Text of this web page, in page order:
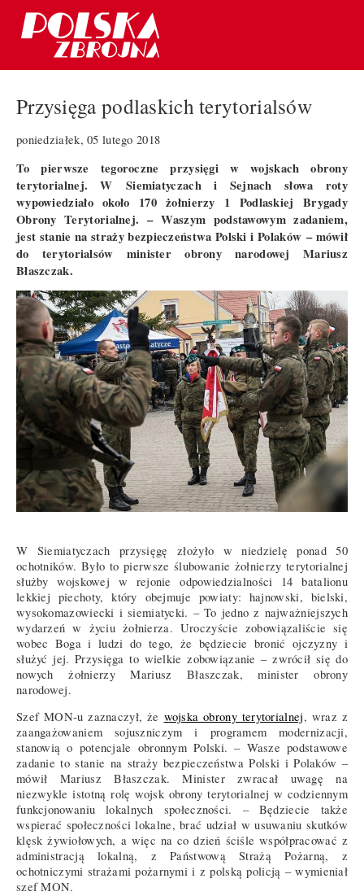
Przysięga podlaskich terytorialsów
poniedziałek, 05 lutego 2018
To pierwsze tegoroczne przysięgi w wojskach obrony
terytorialnej. W Siemiatyczach i Sejnach słowa roty
wypowiedziało około 170 żołnierzy 1 Podlaskiej Brygady
Obrony Terytorialnej. –Waszym podstawowym zadaniem,
jest stanie na straży bezpieczeństwa Polski i Polaków – mówił
do terytorialsów minister obrony narodowej Mariusz
Błaszczak.
W Siemiatyczach przysięgę złożyło w niedzielę ponad 50
ochotników. Było to pierwsze ślubowanie żołnierzy terytorialnej
służby wojskowej w rejonie odpowiedzialności 14 batalionu
lekkiej piechoty, który obejmuje powiaty: hajnowski, bielski,
wysokomazowiecki i siemiatycki. – To jedno z najważniejszych
wydarzeń w życiu żołnierza. Uroczyście zobowiązaliście się
wobec Boga i ludzi do tego, że będziecie bronić ojczyzny i
służyć jej. Przysięga to wielkie zobowiązanie – zwrócił się do
nowych żołnierzy Mariusz Błaszczak, minister obrony
narodowej.
Szef MON-u zaznaczył, że wojska obrony terytorialnej, wraz z
zaangażowaniem sojuszniczym i programem modernizacji,
stanowią o potencjale obronnym Polski. – Wasze podstawowe
zadanie to stanie na straży bezpieczeństwa Polski i Polaków –
mówił Mariusz Błaszczak. Minister zwracał uwagę na
niezwykle istotną rolę wojsk obrony terytorialnej w codziennym
funkcjonowaniu lokalnych społeczności. – Będziecie także
wspierać społeczności lokalne, brać udział w usuwaniu skutków
klęsk żywiołowych, a więc na co dzień ściśle współpracować z
administracją lokalną, z Państwową Strażą Pożarną, z
ochotniczymi strażami pożarnymi i z polską policją – wymieniał
szef MON.